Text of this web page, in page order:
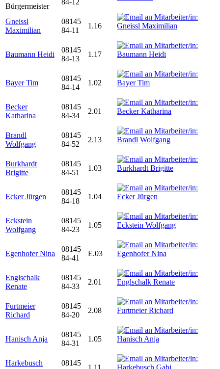
Bürgermeister
84-12
Gneissl
Maximilian
08145
84-11
1.16
Baumann Heidi
08145
84-13
1.17
Bayer Tim
08145
84-14
1.02
Becker
Katharina
08145
84-34
2.01
Brandl
Wolfgang
08145
84-52
2.13
Burkhardt
Brigitte
08145
84-51
1.03
Ecker Jürgen
08145
84-18
1.04
Eckstein
Wolfgang
08145
84-23
1.05
Egenhofer Nina
08145
84-41
E.03
Englschalk
Renate
08145
84-33
2.01
Furtmeier
Richard
08145
84-20
2.08
Hanisch Anja
08145
84-31
1.05
Harkebusch
08145